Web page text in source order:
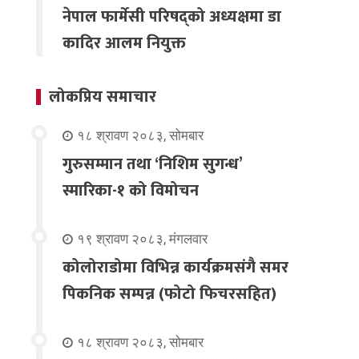
नेपाल फार्मेसी परिषद्को अध्यक्षमा डा
कादिर आलम नियुक्त
लोकप्रिय समाचार
१८ श्रावण २०८३, सोमबार
गुरुसम्मान तथा ‘निशिम सुगन्ध’
स्मारिका-१ को विमोचन
१९ श्रावण २०८३, मंगलवार
कोलोराडोमा विभिन्न कार्यक्रमसंगै समर
पिकनिक सम्पन्न (फोटो फिचरसहित)
१८ श्रावण २०८३, सोमबार